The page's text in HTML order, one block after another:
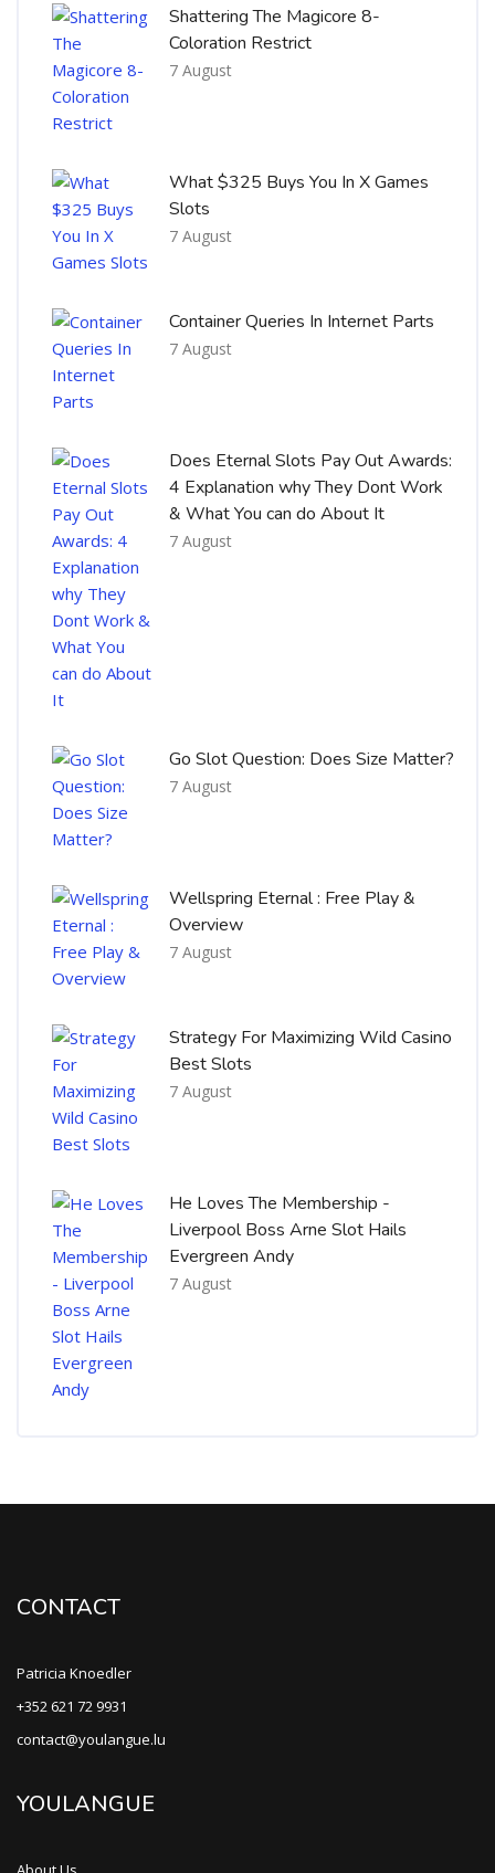
Shattering The Magicore 8-
Coloration Restrict
7 August
What $325 Buys You In X Games
Slots
7 August
Container Queries In Internet Parts
7 August
Does Eternal Slots Pay Out Awards:
4 Explanation why They Dont Work
& What You can do About It
7 August
Go Slot Question: Does Size Matter?
7 August
Wellspring Eternal : Free Play &
Overview
7 August
Strategy For Maximizing Wild Casino
Best Slots
7 August
He Loves The Membership -
Liverpool Boss Arne Slot Hails
Evergreen Andy
7 August
CONTACT
Patricia Knoedler
+352 621 72 9931
contact@youlangue.lu
YOULANGUE